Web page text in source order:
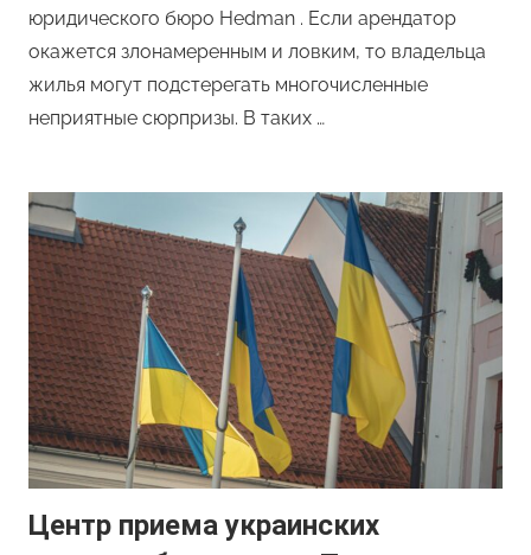
юридического бюро Hedman . Если арендатор
окажется злонамеренным и ловким, то владельца
жилья могут подстерегать многочисленные
неприятные сюрпризы. В таких …
Центр приема украинских